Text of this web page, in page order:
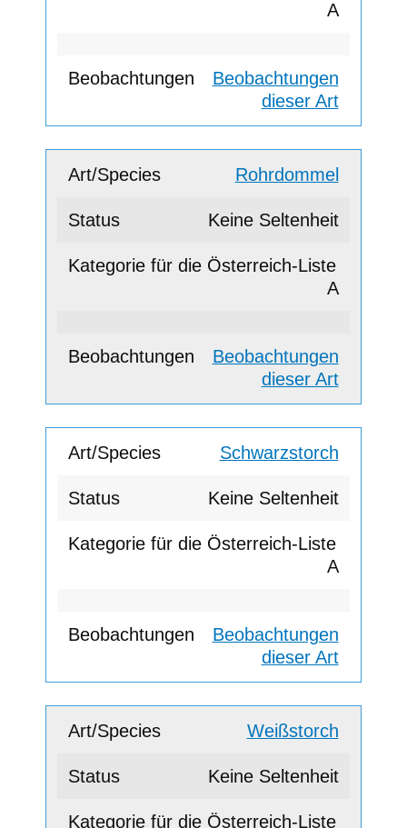
A
Beobachtungen
dieser Art
Rohrdommel
Keine Seltenheit
A
Beobachtungen
dieser Art
Schwarzstorch
Keine Seltenheit
A
Beobachtungen
dieser Art
Weißstorch
Keine Seltenheit